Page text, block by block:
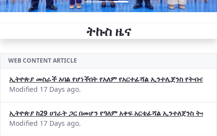
ትኩስ ዜና
WEB CONTENT ARTICLE
ኢትዮጵያ መስራች አባል የሆነችበት የአለም የአርተፊሻል ኢንተሊጀንስ የትብብር
Modified 17 Days ago.
ኢትዮጵያ ከ29 ሀገራት ጋር በመሆን የዓለም አቀፍ አርቴፊሻል ኢንተለጀንስ
Modified 17 Days ago.